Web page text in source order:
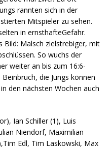
rannten sich in der
Mitspieler zu sehen.
in ernsthafteGefahr.
Bild: Malsch zielstrebiger, mit
So wuchs der
weiter an bis zum 16:6-
die Jungs können
den nächsten Wochen auch
Ian Schiller (1), Luis
Niendorf, Maximilian
Edl, Tim Laskowski, Max